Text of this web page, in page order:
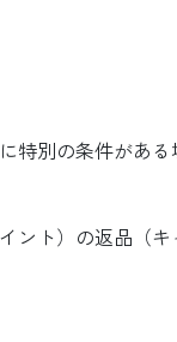
別の条件がある
ント）の返品（